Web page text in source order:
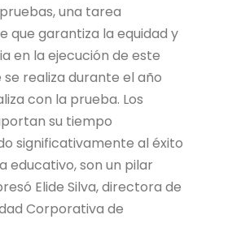
una tarea
que garantiza la equidad y
en la ejecución de este
se realiza durante el año
con la prueba. Los
su tiempo
significativamente al éxito
educativo, son un pilar
Elide Silva, directora de
Corporativa de